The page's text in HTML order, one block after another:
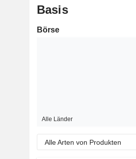
Basis
Börse
Alle Länder
Alle Arten von Produkten